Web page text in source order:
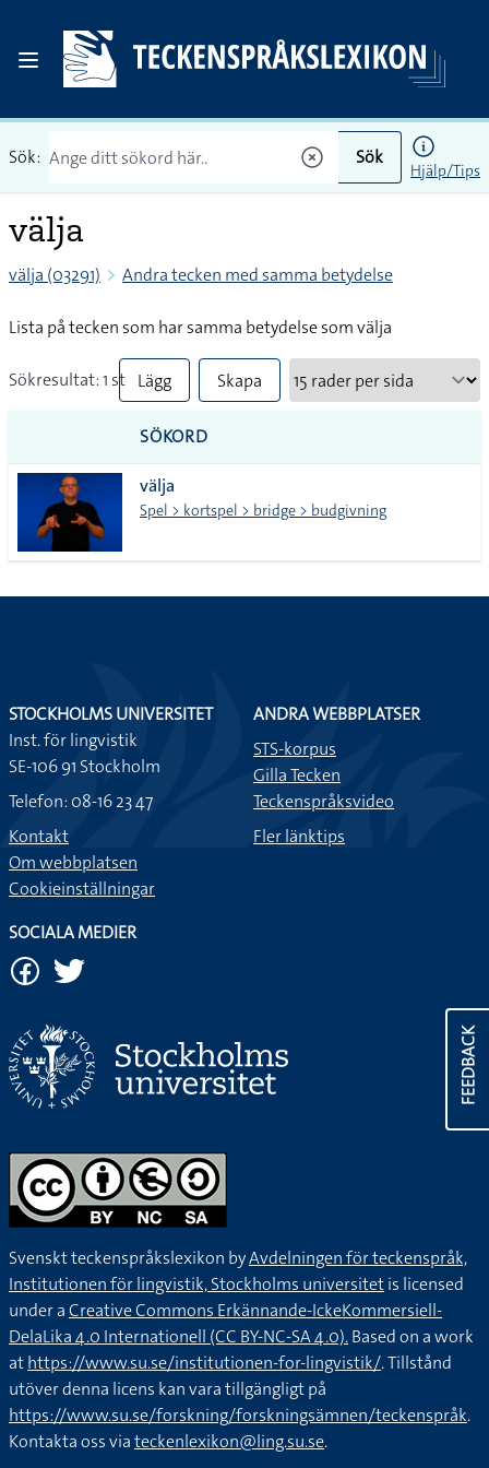
Sök: Sök
Hjälp/Tips
välja
välja (03291) Andra tecken med samma betydelse
Lista på tecken som har samma betydelse som välja
Sökresultat: 1 st Lägg
till
alla i
lista
Skapa
SÖKORD
välja
Spel > kortspel > bridge > budgivning
FEEDBACK
STOCKHOLMS UNIVERSITET
Inst. för lingvistik
SE-106 91 Stockholm
Telefon: 08-16 23 47
Kontakt
Om webbplatsen
Cookieinställningar
ANDRA WEBBPLATSER
STS-korpus
Gilla Tecken
Teckenspråksvideo
Fler länktips
SOCIALA MEDIER
Svenskt teckenspråkslexikon byAvdelningen för teckenspråk,
Institutionen för lingvistik, Stockholms universitetis licensed
under aCreative Commons Erkännande-IckeKommersiell-
DelaLika 4.0 Internationell (CC BY-NC-SA 4.0).Based on a work
athttps://www.su.se/institutionen-for-lingvistik/. Tillstånd
utöver denna licens kan vara tillgängligt på
https://www.su.se/forskning/forskningsämnen/teckenspråk.
Kontakta oss viateckenlexikon@ling.su.se.